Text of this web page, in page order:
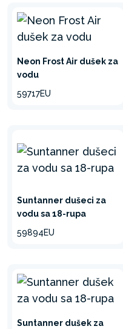
Neon Frost Air dušek za
vodu
59717EU
Suntanner dušeci za
vodu sa 18-rupa
59894EU
Suntanner dušek za